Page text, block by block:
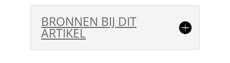
BRONNEN BIJ DIT
ARTIKEL